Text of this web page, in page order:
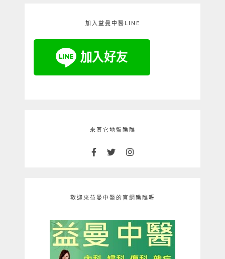
加入益曼中醫LINE
來其它地盤瞧瞧
歡迎來益曼中醫的官網瞧瞧呀